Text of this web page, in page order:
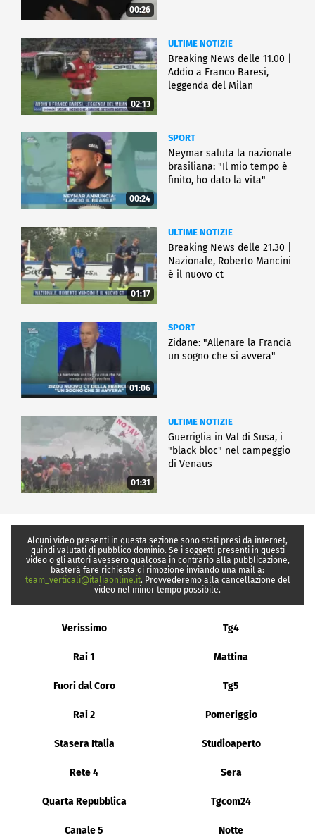
00:26
02:13
ULTIME NOTIZIE
Breaking News delle 11.00 |
Addio a Franco Baresi,
leggenda del Milan
00:24
SPORT
Neymar saluta la nazionale
brasiliana: "Il mio tempo è
finito, ho dato la vita"
01:17
ULTIME NOTIZIE
Breaking News delle 21.30 |
Nazionale, Roberto Mancini
è il nuovo ct
01:06
SPORT
Zidane: "Allenare la Francia
un sogno che si avvera"
01:31
ULTIME NOTIZIE
Guerriglia in Val di Susa, i
"black bloc" nel campeggio
di Venaus
Alcuni video presenti in questa sezione sono stati presi da internet,
quindi valutati di pubblico dominio. Se i soggetti presenti in questi
video o gli autori avessero qualcosa in contrario alla pubblicazione,
basterà fare richiesta di rimozione inviando una mail a:
team_verticali@italiaonline.it. Provvederemo alla cancellazione del
video nel minor tempo possibile.
Verissimo Tg4
Rai 1 Mattina
Fuori dal Coro Tg5
Rai 2 Pomeriggio
Stasera Italia Studioaperto
Rete 4 Sera
Quarta Repubblica Tgcom24
Canale 5 Notte